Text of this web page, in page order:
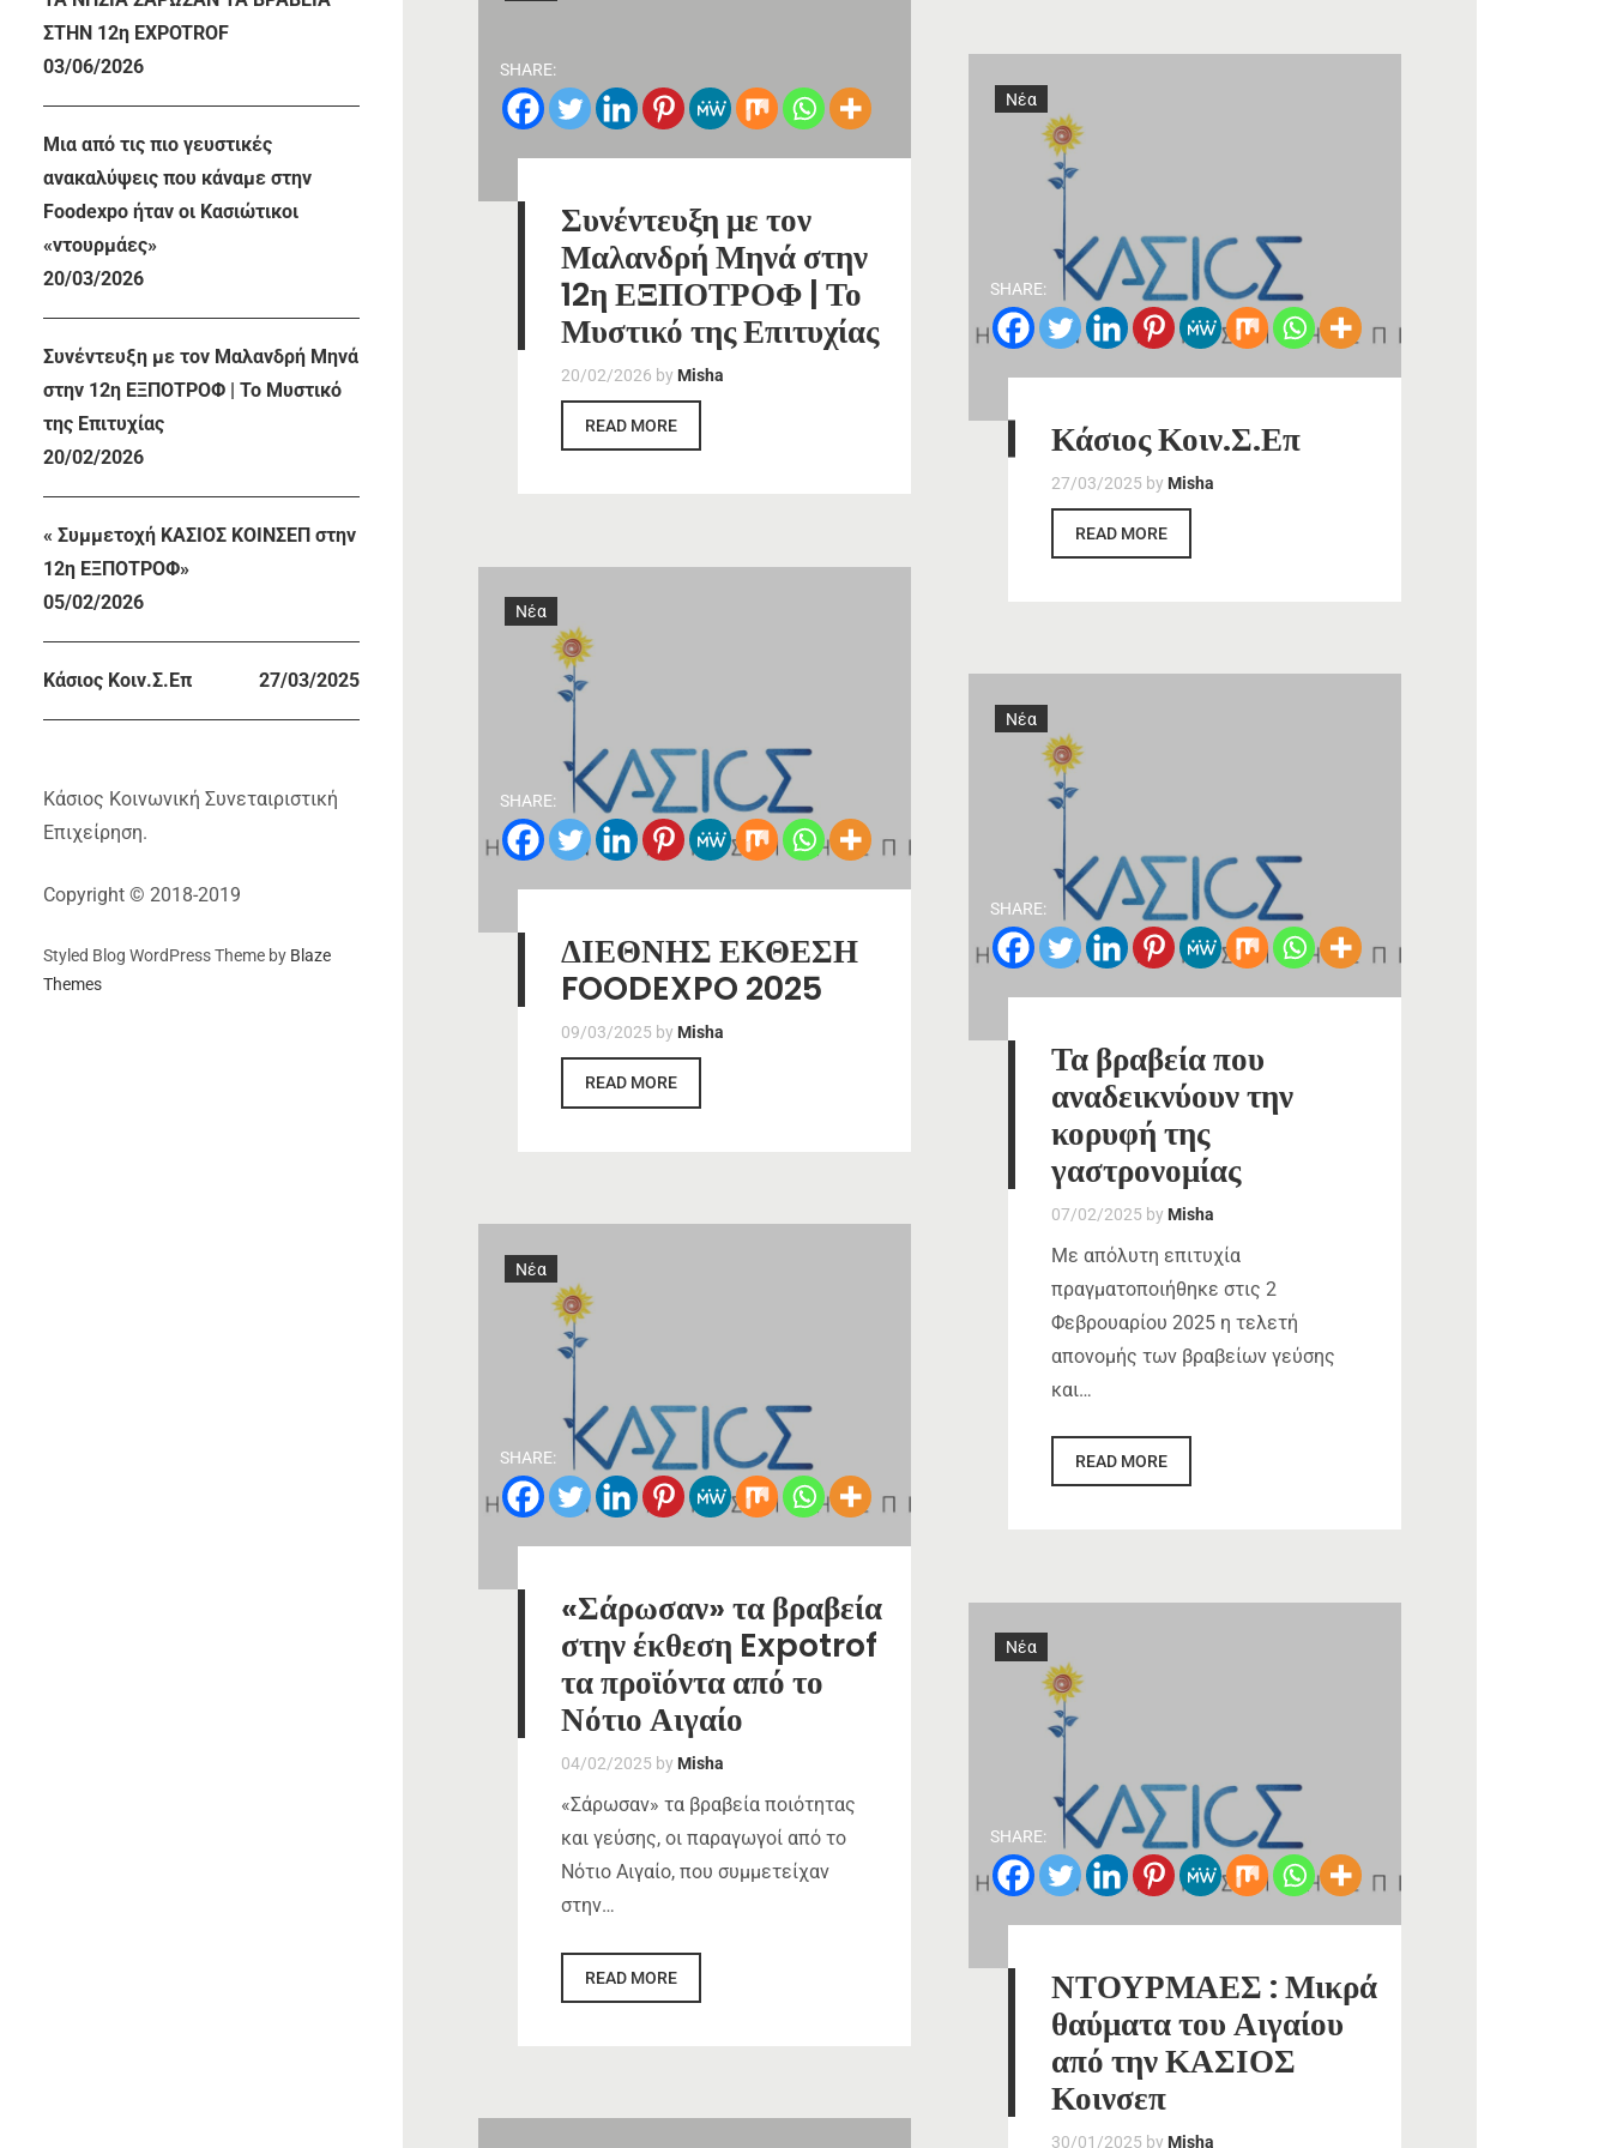
ΣΤΗΝ 12η EXPOTROF
03/06/2026
Μια από τις πιο γευστικές
ανακαλύψεις που κάναμε στην
Foodexpo ήταν οι Κασιώτικοι
«ντουρμάες»
20/03/2026
Συνέντευξη με τον Μαλανδρή Μηνά
στην 12η ΕΞΠΟΤΡΟΦ | Το Μυστικό
της Επιτυχίας
20/02/2026
« Συμμετοχή ΚΑΣΙΟΣ ΚΟΙΝΣΕΠ στην
12η ΕΞΠΟΤΡΟΦ»
05/02/2026
Κάσιος Κοιν.Σ.Επ 27/03/2025
Κάσιος Κοινωνική Συνεταιριστική
Επιχείρηση.
Copyright © 2018-2019
Styled Blog WordPress Theme by Blaze
Themes
SHARE:
Συνέντευξη με τον
Μαλανδρή Μηνά στην
12η ΕΞΠΟΤΡΟΦ | Το
Μυστικό της Επιτυχίας
20/02/2026 by Misha
READ MORE
Νέα
SHARE:
Κάσιος Κοιν.Σ.Επ
27/03/2025 by Misha
READ MORE
Νέα
SHARE:
ΔΙΕΘΝΗΣ ΕΚΘΕΣΗ
FOODEXPO 2025
09/03/2025 by Misha
READ MORE
Νέα
SHARE:
Τα βραβεία που
αναδεικνύουν την
κορυφή της
γαστρονομίας
07/02/2025 by Misha
Με απόλυτη επιτυχία
πραγματοποιήθηκε στις 2
Φεβρουαρίου 2025 η τελετή
απονομής των βραβείων γεύσης
και…
READ MORE
Νέα
SHARE:
«Σάρωσαν» τα βραβεία
στην έκθεση Expotrof
τα προϊόντα από το
Νότιο Αιγαίο
04/02/2025 by Misha
«Σάρωσαν» τα βραβεία ποιότητας
και γεύσης, οι παραγωγοί από το
Νότιο Αιγαίο, που συμμετείχαν
στην…
READ MORE
Νέα
SHARE:
ΝΤΟΥΡΜΑΕΣ : Μικρά
θαύματα του Αιγαίου
από την ΚΑΣΙΟΣ
Κοινσεπ
30/01/2025 by Misha